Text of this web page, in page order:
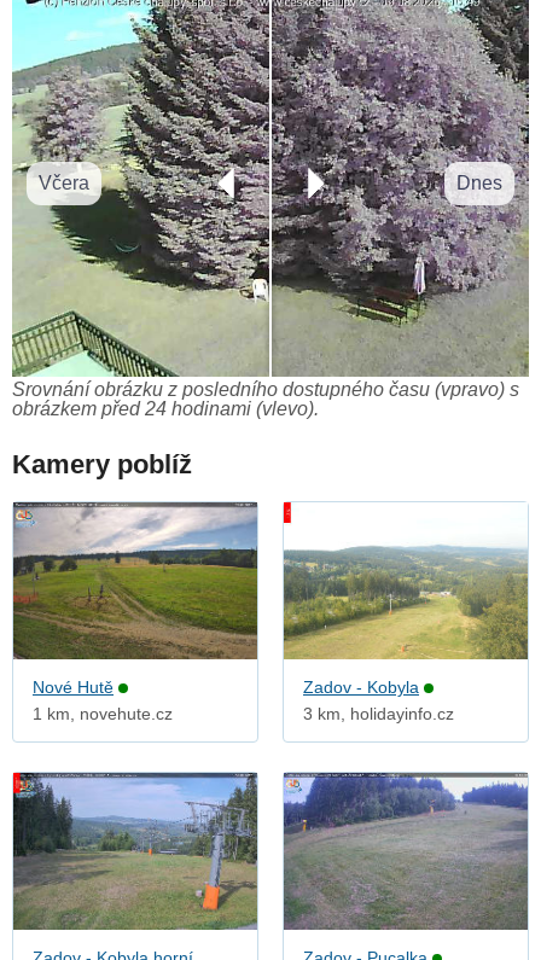
Včera Dnes
Srovnání obrázku z posledního dostupného času (vpravo) s
obrázkem před 24 hodinami (vlevo).
Kamery poblíž
Nové Hutě
1 km, novehute.cz
Zadov - Kobyla
3 km, holidayinfo.cz